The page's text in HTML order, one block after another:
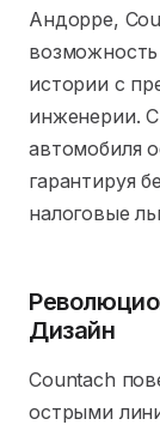
Андорре,
истории с
инженерии.
автомобиля
гарантируя
налоговые
Дизайн
Countach
острыми